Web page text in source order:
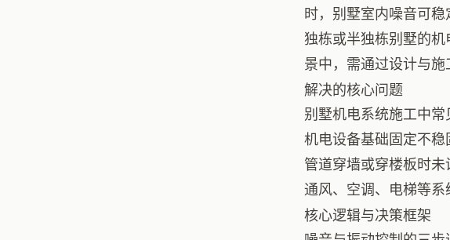
时，别墅室内噪音可
独栋或半独栋别墅的
景中，需通过设计与施
解决的核心问题
别墅机电系统施工中常
机电设备基础固定不稳
管道穿墙或穿楼板时未
通风、空调、电梯等系
核心逻辑与决策框架